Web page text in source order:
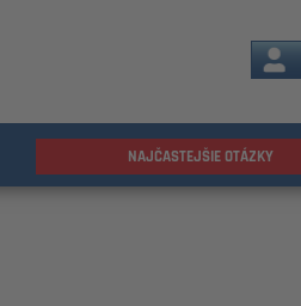
NAJČASTEJŠIE OTÁZKY